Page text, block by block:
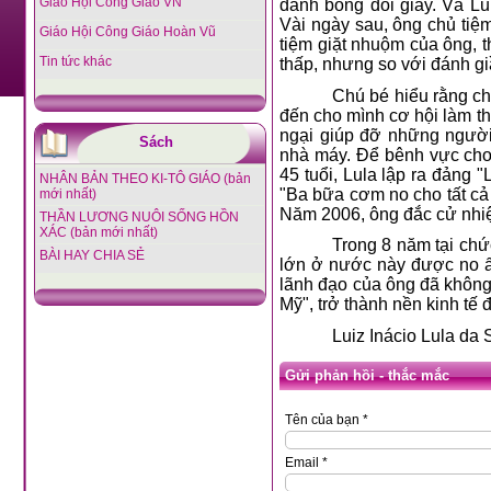
Giáo Hội Công Giáo Hoàn Vũ
Tin tức khác
Sách
NHÂN BẢN THEO KI-TÔ GIÁO (bản
mới nhất)
THẦN LƯƠNG NUÔI SỐNG HỒN
XÁC (bản mới nhất)
BÀI HAY CHIA SẺ
đánh bóng đôi giầy. Và
Vài ngày sau, ông chủ
tiệm giặt nhuộm của ông,
thấp, nhưng so với đánh
Chú bé hiểu rằng
đến cho mình cơ hội làm
ngại giúp đỡ những
nhà máy. Để bênh vực
45 tuổi, Lula lập ra đảng
"Ba bữa cơm no cho tất
Năm 2006, ông đắc cử
Trong 8 năm tại
lớn ở nước này được no
lãnh đạo của ông đã
Mỹ", trở thành nền kinh tế
Luiz Inácio Lula da
Gửi phản hồi - thắc mắc
Tên của bạn *
Email *